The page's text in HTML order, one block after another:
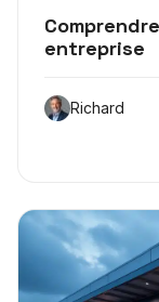
entreprise
Richard